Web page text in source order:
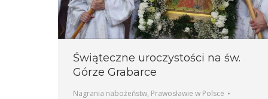
Świąteczne uroczystości na św.
Górze Grabarce
Nagrania nabożeństw, Prawosławie w Polsce